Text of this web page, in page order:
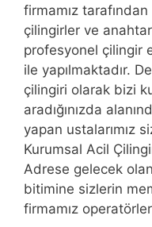
firmamız
çilingirler ve
profesyonel çilingir
ile yapılmaktadır.
çilingiri olarak bizi
aradığınızda
yapan ustalarımız
Kurumsal Acil
Adrese gelecek
bitimine sizlerin
firmamız